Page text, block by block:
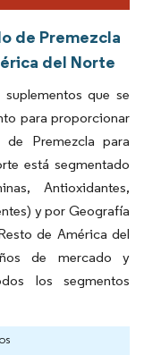
de Premezcla
del Norte
que se
para proporcionar
de Premezcla para
está segmentado
Antioxidantes,
y por Geografía
de América del
de mercado y
los segmentos